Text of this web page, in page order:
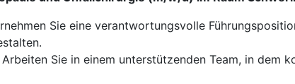
Sie eine verantwortungsvolle
Arbeiten Sie in einem unterstützenden Team, in dem